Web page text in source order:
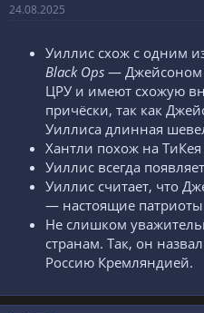
24.08.2025
Уиллис схож с одним
Black Ops — Джейсоном
ЦРУ и имеют схожую
причёски, так как
Уиллиса длинная
Хантли похож на ТиКея
Уиллис всегда
Уиллис считает, что
— настоящие
Не слишком
странам. Так, он
Россию Кремляндией.